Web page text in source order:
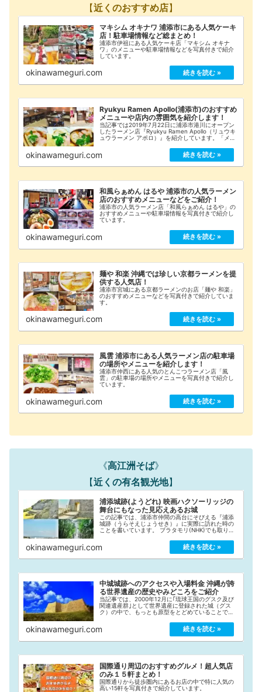
【近くのおすすめ店】
マキシム オキナワ 浦添市にある人気ケーキ
店！駐車場情報など総まとめ！
浦添市伊祖にある人気ケーキ店「マキシム オキナ
ワ」のメニューや駐車場情報などを写真付きで紹介
しています。
okinawameguri.com
Ryukyu Ramen Apollo(浦添市)のおすすめ
メニューや店内の雰囲気を紹介します！
当記事では2019年7月22日に浦添市港川にオープン
したラーメン店『Ryukyu Ramen Apollo（リュウキ
ュウラーメン アポロ）』を紹介しています。「メニ
とめてみましたのでご覧ください！
okinawameguri.com
和風らぁめん はるや 浦添市の人気ラーメン
店のおすすめメニューなどをご紹介！
浦添市の人気ラーメン店「和風らぁめん はるや」の
おすすめメニューや駐車場情報を写真付きで紹介し
ています。
okinawameguri.com
麺や 和楽 沖縄では珍しい京都ラーメンを提
供する人気店！
浦添市宮城にある京都ラーメンのお店「麺や 和楽」
のおすすめメニューなどを写真付きで紹介していま
す。
okinawameguri.com
風雲 浦添市にある人気ラーメン店の駐車場
の場所やメニューを紹介します！
浦添市仲西にある人気のとんこつラーメン店「風
雲」の駐車場の場所やメニューを写真付きで紹介し
ています。
okinawameguri.com
《高江洲そば》
【近くの有名観光地】
浦添城跡(ようどれ) 映画ハクソーリッジの
舞台にもなった見応えあるお城
この記事では、浦添市仲間の高台にそびえる『浦添
城跡（うらそえじょうせき）』に実際に訪れた時の
ことを書いています。 ブラタモリ(NHK)でも取り上
の舞台にもなった「前田高地」など見応えたっぷり
の城跡をご覧下さい。
okinawameguri.com
中城城跡へのアクセスや入場料金 沖縄が誇
る世界遺産の歴史やみどころをご紹介
当記事では、2000年12月に｢琉球王国のグスク及び
関連遺産群｣として世界遺産に登録された城（グス
ク）の中で、もっとも原型をとどめていることでも
アクセスや入場料金、観覧時間などをご紹介してい
ます。
okinawameguri.com
国際通り周辺のおすすめグルメ！超人気店
のみ１５軒まとめ！
国際通りから徒歩圏内にあるお店の中で特に人気の
高い15軒を写真付きで紹介しています。